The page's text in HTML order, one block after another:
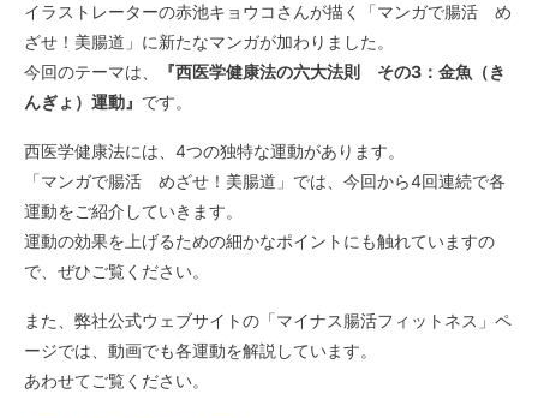
イラストレーターの赤池キョウコさんが描く「マンガで腸活 め
ざせ！美腸道」に新たなマンガが加わりました。
今回のテーマは、
『西医学健康法の六大法則 その3：金魚（き
んぎょ）運動』 です。
西医学健康法には、4つの独特な運動があります。
「マンガで腸活 めざせ！美腸道」では、今回から4回連続で各
運動をご紹介していきます。
運動の効果を上げるための細かなポイントにも触れていますの
で、ぜひご覧ください。
また、弊社公式ウェブサイトの「マイナス腸活フィットネス」ペ
ージでは、動画でも各運動を解説しています。
あわせてご覧ください。